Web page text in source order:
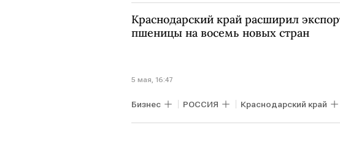
Владимир Путин Шавкат Мирзиеев
Краснодарский край расширил
пшеницы на восемь новых стран
5 мая, 16:47
Бизнес РОССИЯ Краснодарский край